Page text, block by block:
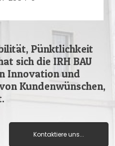
Pünktlichkeit
sich die IRH BAU
Innovation und
Kundenwünschen,
Kontaktiere uns...